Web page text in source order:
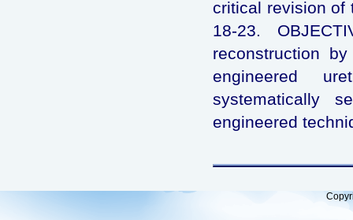
critical revision of
18-23.
reconstruction
engineered
systematically
engineered